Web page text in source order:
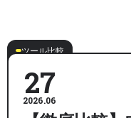
ツール比較
27
2026.06